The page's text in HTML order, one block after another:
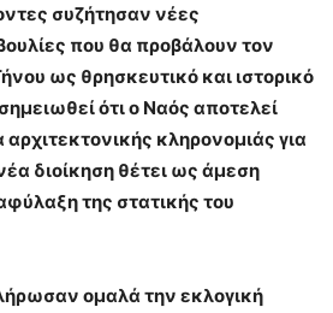
συζήτησαν νέες
που θα προβάλουν τον
ως θρησκευτικό και ιστορικό
ότι ο Ναός αποτελεί
κληρονομιάς για
διοίκηση θέτει ως άμεση
της στατικής του
ομαλά την εκλογική